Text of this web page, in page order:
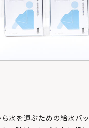
水を運ぶための給水バ